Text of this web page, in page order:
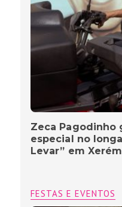
Zeca Pagodinho
especial no
Levar” em Xerém
FESTAS E EVENTOS